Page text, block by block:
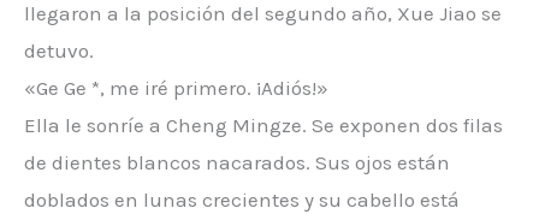
llegaron a la posición del segundo año, Xue Jiao se
detuvo.
«Ge Ge *, me iré primero. ¡Adiós!»
Ella le sonríe a Cheng Mingze. Se exponen dos filas
de dientes blancos nacarados. Sus ojos están
doblados en lunas crecientes y su cabello está